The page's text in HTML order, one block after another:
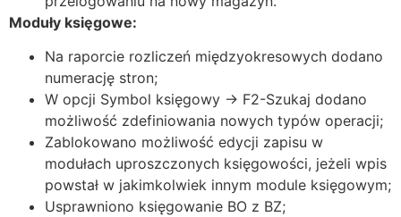
Moduły księgowe:
Na raporcie rozliczeń międzyokresowych dodano
numerację stron;
W opcji Symbol księgowy → F2-Szukaj dodano
możliwość zdefiniowania nowych typów operacji;
Zablokowano możliwość edycji zapisu w
modułach uproszczonych księgowości, jeżeli wpis
powstał w jakimkolwiek innym module księgowym;
Usprawniono księgowanie BO z BZ;